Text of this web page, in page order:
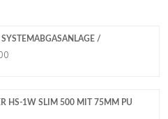
/
HS-1W SLIM 500 MIT 75MM PU